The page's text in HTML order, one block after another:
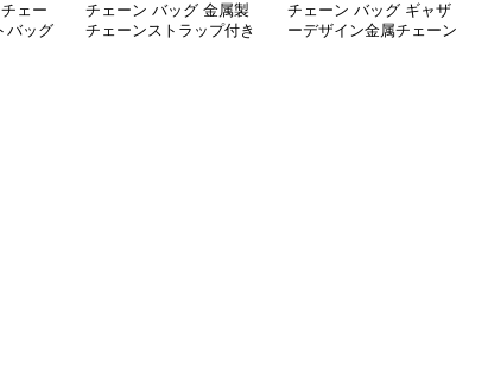
ェー
バッグ
チェーン バッグ 金属製
チェーンストラップ付き
チェーン バッグ ギャザ
ーデザイン金属チェーン